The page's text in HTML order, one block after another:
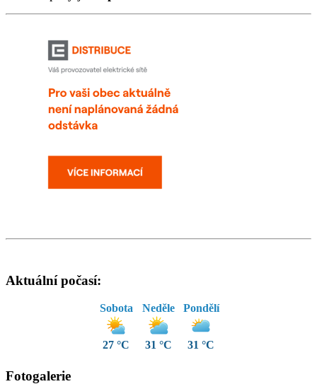
Aktuální počasí:
Sobota
27 °C
Neděle
31 °C
Pondělí
31 °C
Fotogalerie